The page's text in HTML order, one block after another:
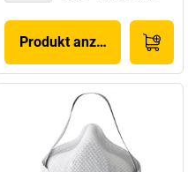
Produkt anzeigen